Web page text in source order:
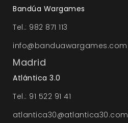
Bandúa Wargames
Tel.: 982 871 113
info@banduawargames.com
Madrid
Atlántica 3.0
Tel.: 91 522 91 41
atlantica30@atlantica30.com